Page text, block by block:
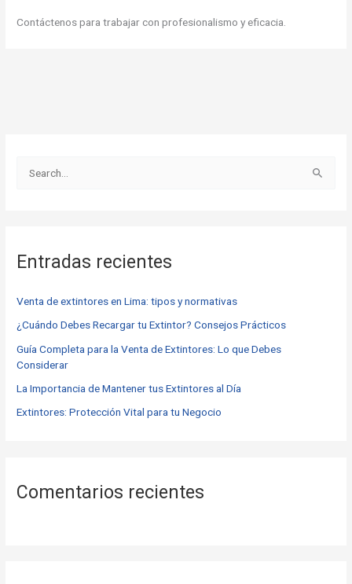
Contáctenos para trabajar con profesionalismo y eficacia.
a
p
o
r
:
Entradas recientes
Venta de extintores en Lima: tipos y normativas
¿Cuándo Debes Recargar tu Extintor? Consejos Prácticos
Guía Completa para la Venta de Extintores: Lo que Debes
Considerar
La Importancia de Mantener tus Extintores al Día
Extintores: Protección Vital para tu Negocio
Comentarios recientes